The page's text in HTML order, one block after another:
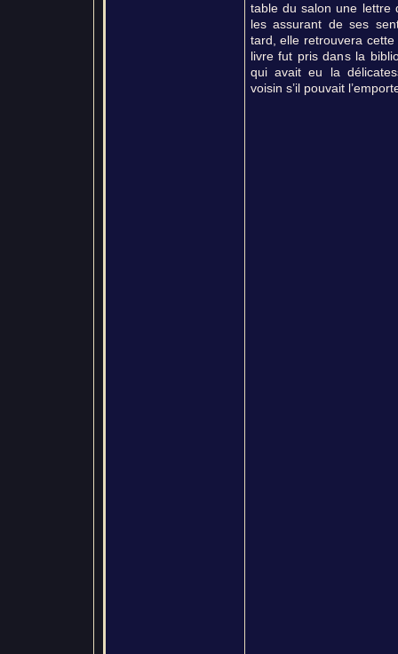
table du salon une lettre
les assurant de ses
tard, elle retrouvera
livre fut pris dans la
qui avait eu la
voisin s’il pouvait